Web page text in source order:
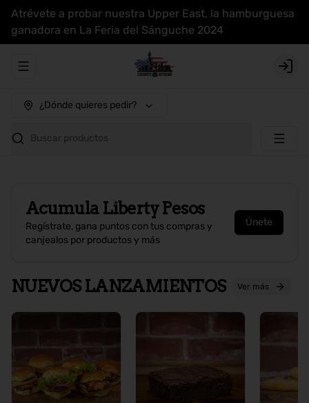
Atrévete a probar nuestra Upper East, la hamburguesa
ganadora en La Feria del Sánguche 2024
Abrir menu de navegación Login
¿Dónde quieres pedir?
Buscar productos
Acumula Liberty Pesos
Regístrate, gana puntos con tus compras y
canjealos por productos y más
Únete
NUEVOS LANZAMIENTOS Ver más